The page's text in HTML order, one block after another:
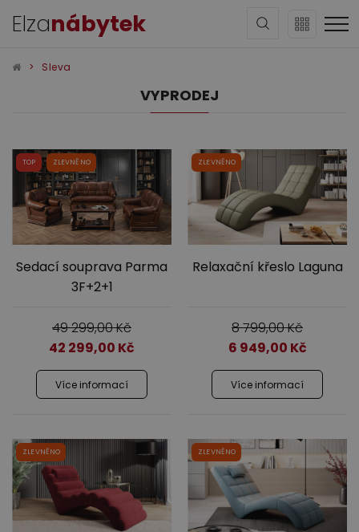
Elzanábytek
Sedací soupravy
Ložnice
Sleva
VYPRODEJ
TOP ZLEVNĚNO
Sedací souprava Parma
3F+2+1
49 299,00Kč
42 299,00 Kč
Více informací
ZLEVNĚNO
Relaxační křeslo Laguna
8 799,00Kč
6 949,00 Kč
Více informací
ZLEVNĚNO ZLEVNĚNO